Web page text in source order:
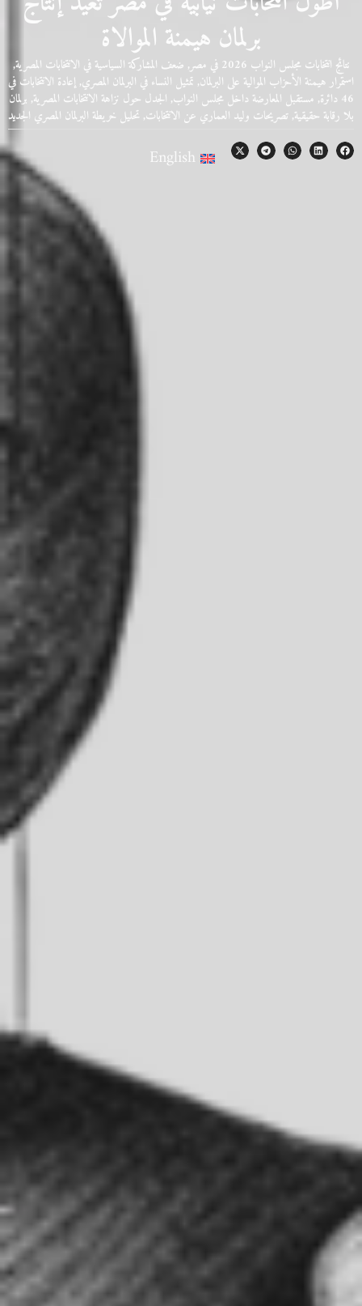
برلمان هيمنة الموالاة
نتائج انتخابات مجلس النواب 2026 في مصر, ضعف المشاركة السياسية في الانتخابات المصرية,
استمرار هيمنة الأحزاب الموالية على البرلمان, تمثيل النساء في البرلمان المصري, إعادة الانتخابات في
46 دائرة, مستقبل المعارضة داخل مجلس النواب, الجدل حول نزاهة الانتخابات المصرية, برلمان
بلا رقابة حقيقية, تصريحات وليد العماري عن الانتخابات, تحليل خريطة البرلمان المصري الجديد
English